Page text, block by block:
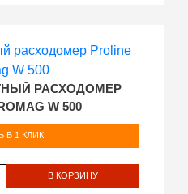
РАСХОДОМЕР
W 500
В 1 КЛИК
В КОРЗИНУ